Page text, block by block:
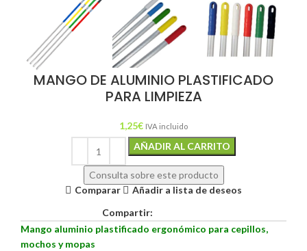
MANGO DE ALUMINIO PLASTIFICADO
PARA LIMPIEZA
1,25€ IVA incluido
AÑADIR AL CARRITO
Consulta sobre este producto
Comparar
Añadir a lista de deseos
Compartir:
Mango aluminio plastificado ergonómico para cepillos,
mochos y mopas